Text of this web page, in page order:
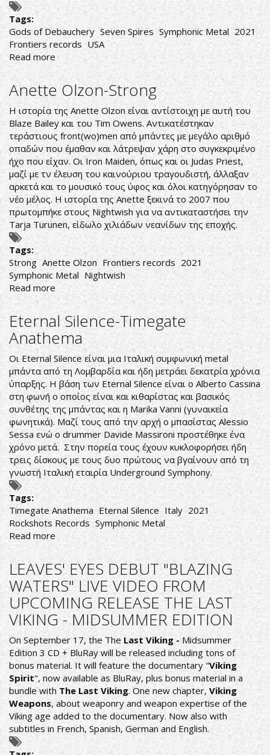
Tags:
Gods of Debauchery Seven Spires Symphonic Metal 2021
Frontiers records USA
Read moreabout
Seven
Spires-
Gods
of
Debauchery
Anette Olzon-Strong
Η ιστορία της Anette Olzon είναι αντίστοιχη με αυτή του
Blaze Bailey και του Tim Owens. Αντικατέστηκαν
τεράστιους front(wo)men από μπάντες με μεγάλο αριθμό
οπαδών που έμαθαν και λάτρεψαν χάρη στο συγκεκριμένο
ήχο που είχαν. Οι Iron Maiden, όπως και οι Judas Priest,
μαζί με τν έλευση του καινούριου τραγουδιστή, άλλαξαν
αρκετά και το μουσικό τους ύφος και όλοι κατηγόρησαν το
νέο μέλος. Η ιστορία της Anette ξεκινά το 2007 που
πρωτομπήκε στους Nightwish για να αντικαταστήσει την
Tarja Turunen, είδωλο χιλιάδων νεανίδων της εποχής.
Tags:
Strong Anette Olzon Frontiers records 2021
Symphonic Metal Nightwish
Read more about
Anette
Olzon-
Strong
Eternal Silence-Timegate
Anathema
Οι Eternal Silence είναι μια Ιταλική συμφωνική metal
μπάντα από τη Λομβαρδία και ήδη μετράει δεκατρία χρόνια
ύπαρξης. Η βάση των Eternal Silence είναι ο Alberto Cassina
στη φωνή ο οποίος είναι και κιθαρίστας και βασικός
συνθέτης της μπάντας και η Marika Vanni (γυναικεία
φωνητικά). Μαζί τους από την αρχή ο μπασίστας Alessio
Sessa ενώ ο drummer Davide Massironi προστέθηκε ένα
χρόνο μετά. Στην πορεία τους έχουν κυκλοφορήσει ήδη
τρεις δίσκους με τους δυο πρώτους να βγαίνουν από τη
γνωστή Ιταλική εταιρία Underground Symphony.
Tags:
Timegate Anathema Eternal Silence Italy 2021
Rockshots Records Symphonic Metal
Read more about
Eternal
Silence-
Timegate
Anathema
LEAVES' EYES DEBUT "BLAZING
WATERS" LIVE VIDEO FROM
UPCOMING RELEASE THE LAST
VIKING - MIDSUMMER EDITION
On September 17, the TheLast Viking -Midsummer
Edition 3 CD + BluRay will be released including tons of
bonus material. It will feature the documentary "Viking
Spirit", now available as BluRay, plus bonus material in a
bundle with The Last Viking. One new chapter, Viking
Weapons, about weaponry and weapon expertise of the
Viking age added to the documentary. Now also with
subtitles in French, Spanish, German and English.